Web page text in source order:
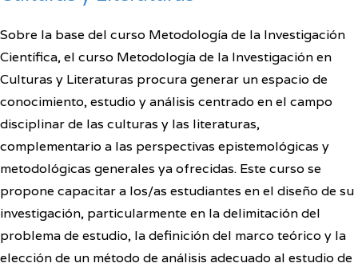
Sobre la base del curso Metodología de la Investigación
Científica, el curso Metodología de la Investigación en
Culturas y Literaturas procura generar un espacio de
conocimiento, estudio y análisis centrado en el campo
disciplinar de las culturas y las literaturas,
complementario a las perspectivas epistemológicas y
metodológicas generales ya ofrecidas. Este curso se
propone capacitar a los/as estudiantes en el diseño de su
investigación, particularmente en la delimitación del
problema de estudio, la definición del marco teórico y la
elección de un método de análisis adecuado al estudio de